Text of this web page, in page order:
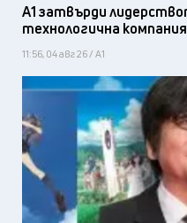
А1 затвърди
технологична
11:56, 04 авг 26 / А1